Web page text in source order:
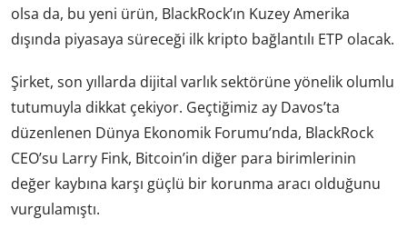
olsa da, bu yeni ürün, BlackRock’ın Kuzey Amerika
dışında piyasaya süreceği ilk kripto bağlantılı ETP olacak.
Şirket, son yıllarda dijital varlık sektörüne yönelik olumlu
tutumuyla dikkat çekiyor. Geçtiğimiz ay Davos’ta
düzenlenen Dünya Ekonomik Forumu’nda, BlackRock
CEO’su Larry Fink, Bitcoin’in diğer para birimlerinin
değer kaybına karşı güçlü bir korunma aracı olduğunu
vurgulamıştı.